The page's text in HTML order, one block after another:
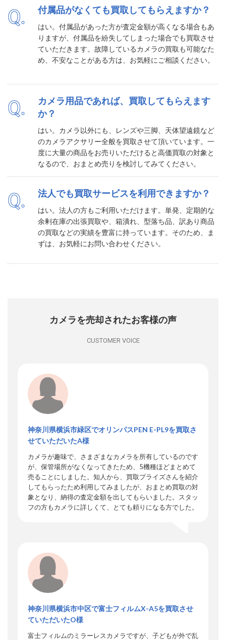
Q. 付属品がなくても買取してもらえますか？
はい。付属品があった方が査定金額が高くなる場合もあ
りますが、付属品を紛失してしまった場合でも買取させ
ていただきます。故障しているカメラの買取も可能なた
め、不安なことがある方は、お気軽にご相談ください。
Q.
カメラ用品であれば、買取してもらえます
か？
はい。カメラ以外にも、レンズや三脚、天体望遠鏡など
のカメラアクサリー全般を買取させて頂いています。一
度に大量の商品をお売りいただけると高価買取の対象と
なるので、おまとめ売りを検討してみてください。
Q. 法人でも買取サービスを利用できますか？
はい。法人の方もご利用いただけます。単発、定期的な
余剰在庫の出張買取や、箱潰れ、型落ち品、訳あり商品
の買取などの実績を豊富に持っています。そのため、ま
ずは、お気軽にお問い合わせください。
カメラを売却されたお客様の声
CUSTOMER VOICE
神奈川県横浜市緑区でオリンパスPEN E-PL9を買取さ
せていただいたA様
カメラが趣味で、さまざまなカメラを所有しているのです
が、保管場所がなくなってきたため、5機種ほどまとめて
売ることにしました。知人から、買取プライズさんを紹介
してもらったため利用してみましたが、おまとめ買取の対
象となり、納得の査定金額を出してもらいました。スタッ
フの方もカメラに詳しくて、とても頼りになる方でした。
神奈川県横浜市中区で富士フィルムX-A5を買取させ
ていただいたO様
富士フィルムのミラーレスカメラですが、子どもが外で乱